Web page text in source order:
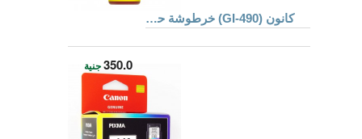
كانون (GI-490) خرطوشة حبر للطابعات لون أصفر
350.0جنية